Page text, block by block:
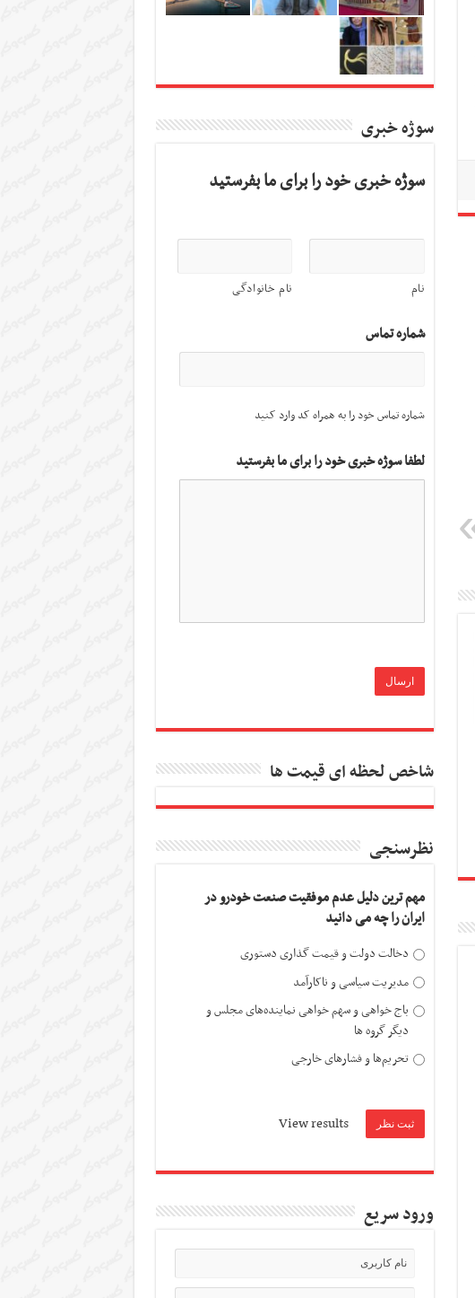
سوژه خبری
سوژه خبری خود را برای ما بفرستید
نام نام خانوادگی
شماره تماس
شماره تماس خود را به همراه کد وارد کنید
لطفا سوژه خبری خود را برای ما بفرستید
شاخص لحظه ای قیمت ها
نظرسنجی
مهم ترین دلیل عدم موفقیت صنعت خودرو در
ایران را چه می دانید
دخالت دولت و قیمت گذاری دستوری
مدیریت سیاسی و ناکارآمد
باج خواهی و سهم خواهی نماینده‌های مجلس و
دیگر گروه ها
تحریم‌ها و فشارهای خارجی
View results
ورود سریع